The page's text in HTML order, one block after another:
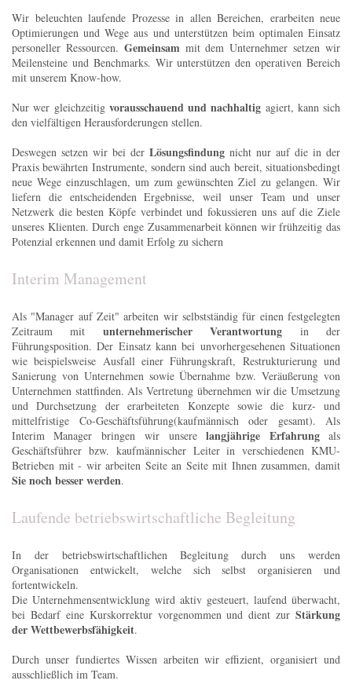
Wir beleuchten laufende Prozesse in allen Bereichen, erarbeiten neue
Optimierungen und Wege aus und unterstützen beim optimalen Einsatz
personeller Ressourcen. Gemeinsammit dem Unternehmer setzen wir
Meilensteine und Benchmarks. Wir unterstützen den operativen Bereich
mit unserem Know-how.
Nur wer gleichzeitig vorausschauend und nachhaltig agiert, kann sich
den vielfältigen Herausforderungen stellen.
Deswegen setzen wir bei der Lösungsfindung nicht nur auf die in der
Praxis bewährten Instrumente, sondern sind auch bereit, situationsbedingt
neue Wege einzuschlagen, um zum gewünschten Ziel zu gelangen. Wir
liefern die entscheidenden Ergebnisse, weil unser Team und unser
Netzwerk die besten Köpfe verbindet und fokussieren uns auf die Ziele
unseres Klienten. Durch enge Zusammenarbeit können wir frühzeitig das
Potenzial erkennen und damit Erfolg zu sichern
Interim Management
Als "Manager auf Zeit" arbeiten wir selbstständig für einen festgelegten
Zeitraum mit unternehmerischer Verantwortung in der
Führungsposition. Der Einsatz kann bei unvorhergesehenen Situationen
wie beispielsweise Ausfall einer Führungskraft, Restrukturierung und
Sanierung von Unternehmen sowie Übernahme bzw. Veräußerung von
Unternehmen stattfinden. Als Vertretung übernehmen wir die Umsetzung
und Durchsetzung der erarbeiteten Konzepte sowie die kurz- und
mittelfristige Co-Geschäftsführung(kaufmännisch oder gesamt). Als
Interim Manager bringen wir unserelangjährige Erfahrungals
Geschäftsführer bzw. kaufmännischer Leiter in verschiedenen KMU-
Betrieben mit - wir arbeiten Seite an Seite mit Ihnen zusammen, damit
Sie noch besser werden.
Laufende betriebswirtschaftliche Begleitung
In der betriebswirtschaftlichen Begleitung durch uns werden
Organisationen entwickelt, welche sich selbst organisieren und
fortentwickeln.
Die Unternehmensentwicklung wird aktiv gesteuert, laufend überwacht,
bei Bedarf eine Kurskorrektur vorgenommen und dient zur Stärkung
der Wettbewerbsfähigkeit.
Durch unser fundiertes Wissen arbeiten wir effizient, organisiert und
ausschließlich im Team.